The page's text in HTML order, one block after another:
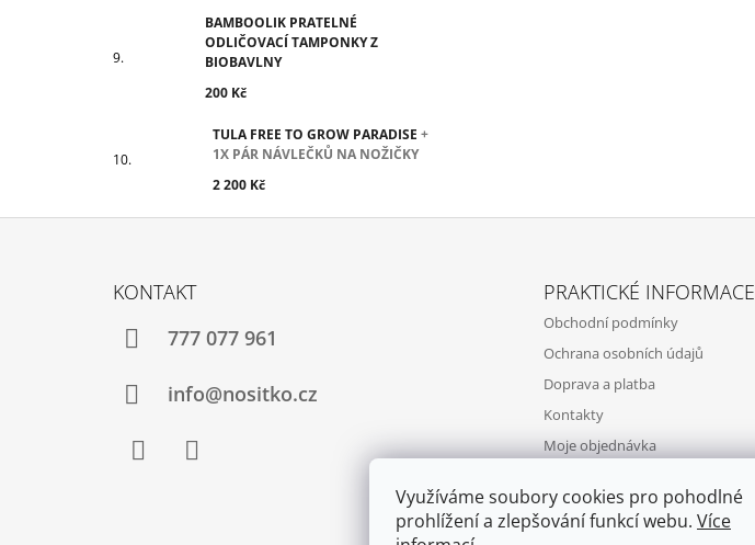
Využíváme soubory cookies pro pohodlné
prohlížení a zlepšování funkcí webu. Více
BAMBOOLIK PRATELNÉ
ODLIČOVACÍ TAMPONKY Z
BIOBAVLNY
200 Kč
TULA FREE TO GROW PARADISE +
1X PÁR NÁVLEČKŮ NA NOŽIČKY
2 200 Kč
KONTAKT
777 077 961
info@nositko.cz
PRAKTICKÉ INFORMACE
Obchodní podmínky
Ochrana osobních údajů
Doprava a platba
Kontakty
Moje objednávka